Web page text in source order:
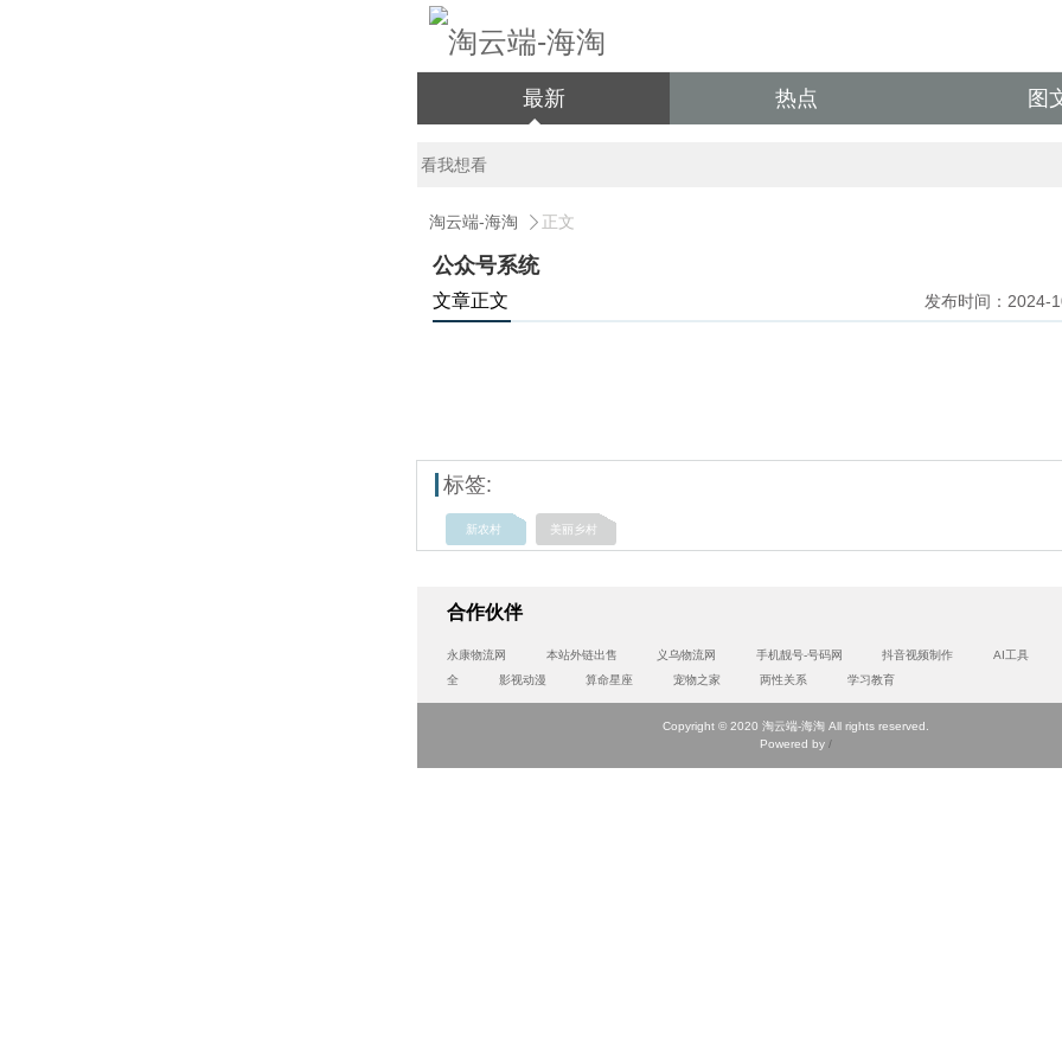
最新 热点 图
淘云端-海淘 正文
公众号系统
文章正文 发布时间：2024-
标签:
新农村 美丽乡村
合作伙伴
永康物流网 本站外链出售 义乌物流网 手机靓号-号码网 抖音视频制作
AI工具
全
影视动漫 算命星座 宠物之家 两性关系 学习教育
Copyright © 2020 淘云端-海淘 All rights reserved.
Powered by/